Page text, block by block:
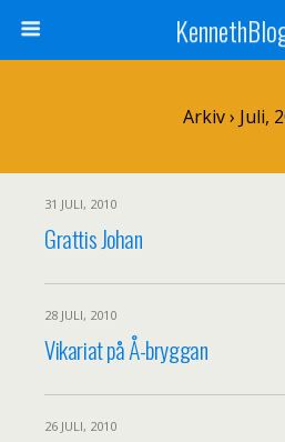
Arkiv › Juli,
31 JULI, 2010
Grattis Johan
28 JULI, 2010
Vikariat på Å-bryggan
26 JULI, 2010